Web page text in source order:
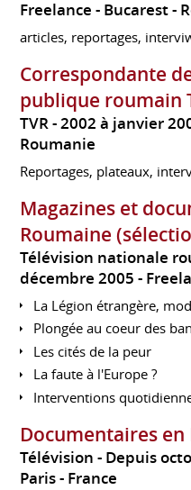
Freelance Bucarest
articles, reportages,
Correspondante
publique roumain
TVR 2002 à janvier
Roumanie
Reportages, plateaux,
Magazines et
Roumaine
Télévision nationale
décembre 2005
La Légion étrangère,
Plongée au coeur des
Les cités de la peur
La faute à l'Europe ?
Interventions
Documentaires en
Télévision Depuis
Paris
France